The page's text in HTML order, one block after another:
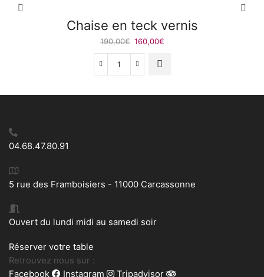
Chaise en teck vernis
190,00€ Le
prix
initial
était :
160,00€Le
quantité
04.68.47.80.91
5 rue des Framboisiers - 11000 Carcassonne
Ouvert du lundi midi au samedi soir
Réserver votre table
Retrouvez nous sur :
Facebook
Instagram Tripadvisor